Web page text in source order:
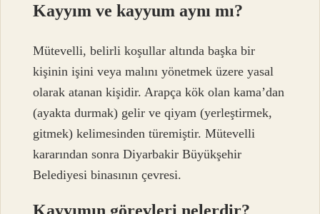
Kayyım ve kayyum aynı mı?
Mütevelli, belirli koşullar altında başka bir
kişinin işini veya malını yönetmek üzere yasal
olarak atanan kişidir. Arapça kök olan kama’dan
(ayakta durmak) gelir ve qiyam (yerleştirmek,
gitmek) kelimesinden türemiştir. Mütevelli
kararından sonra Diyarbakir Büyükşehir
Belediyesi binasının çevresi.